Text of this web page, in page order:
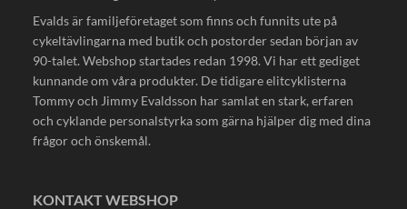
Evalds är familjeföretaget som finns och funnits ute på
cykeltävlingarna med butik och postorder sedan början av
90-talet. Webshop startades redan 1998. Vi har ett gediget
kunnande om våra produkter. De tidigare elitcyklisterna
Tommy och Jimmy Evaldsson har samlat en stark, erfaren
och cyklande personalstyrka som gärna hjälper dig med dina
frågor och önskemål.
KONTAKT WEBSHOP